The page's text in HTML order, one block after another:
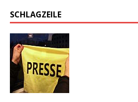
SCHLAGZEILE